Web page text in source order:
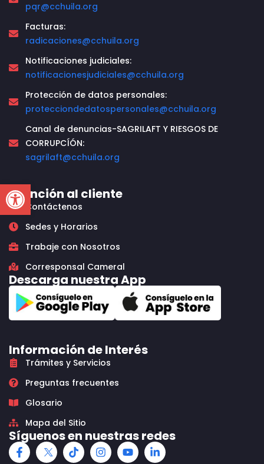
Open toolbar
pqr@cchuila.org
Facturas:
radicaciones@cchuila.org
Notificaciones judiciales:
notificacionesjudiciales@cchuila.org
Protección de datos personales:
protecciondedatospersonales@cchuila.org
Canal de denuncias-SAGRILAFT Y RIESGOS DE
CORRUPCÍÓN:
sagrilaft@cchuila.org
Atención al cliente
Contáctenos
Sedes y Horarios
Trabaje con Nosotros
Corresponsal Cameral
Descarga nuestra App
Información de Interés
Trámites y Servicios
Preguntas frecuentes
Glosario
Mapa del Sitio
Síguenos en nuestras redes